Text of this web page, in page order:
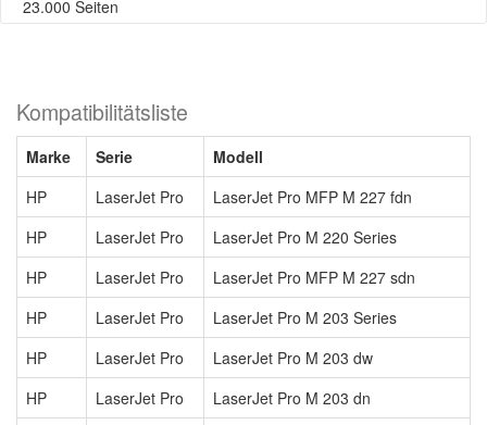
23.000 Seiten
Kompatibilitätsliste
Marke Serie
Modell
HP
LaserJet Pro
LaserJet Pro MFP M 227 fdn
HP
LaserJet Pro
LaserJet Pro M 220 Series
HP
LaserJet Pro
LaserJet Pro MFP M 227 sdn
HP
LaserJet Pro
LaserJet Pro M 203 Series
HP
LaserJet Pro
LaserJet Pro M 203 dw
HP
LaserJet Pro
LaserJet Pro M 203 dn